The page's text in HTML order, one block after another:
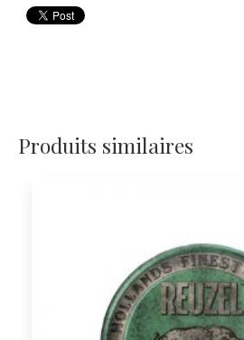
Produits similaires